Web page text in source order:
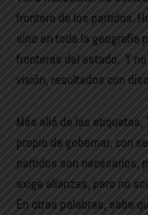
frontera de los partidos.
sino en toda la geografía
fronteras del estado. Y
visión, resultados con
Más allá de las
propio de gobernar, con
partidos son necesarios,
exige alianzas, pero no
En otras palabras, sabe